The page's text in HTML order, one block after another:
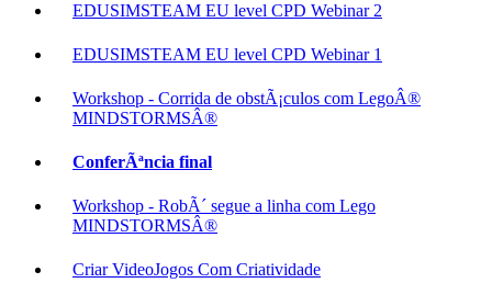
EDUSIMSTEAM EU level CPD Webinar 2
EDUSIMSTEAM EU level CPD Webinar 1
Workshop - Corrida de obstÃ¡culos com LegoÂ®
MINDSTORMSÂ®
ConferÃªncia final
Workshop - RobÃ´ segue a linha com Lego
MINDSTORMSÂ®
Criar VideoJogos Com Criatividade